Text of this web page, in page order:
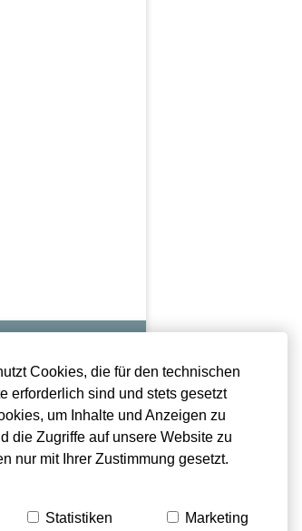
Cookies, die für den technischen
erforderlich sind und stets gesetzt
um Inhalte und Anzeigen zu
die Zugriffe auf unsere Website zu
nur mit Ihrer Zustimmung gesetzt.
Statistiken Marketing